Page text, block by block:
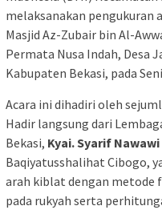
melaksanakan pengukuran
Masjid Az-Zubair bin Al-
Permata Nusa Indah, Desa
Kabupaten Bekasi, pada
Acara ini dihadiri oleh
Hadir langsung dari
Bekasi, Kyai. Syarif Nawawi
Baqiyatusshalihat Cibogo,
arah kiblat dengan metode
pada rukyah serta